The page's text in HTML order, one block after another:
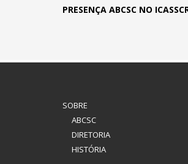
PRESENÇA ABCSC NO
SOBRE
ABCSC
DIRETORIA
HISTÓRIA